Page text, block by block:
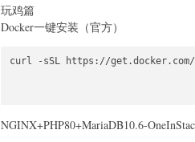
玩鸡篇
Docker一键安装（官方）
curl -sSL https://
NGINX+PHP80+MariaDB10.6-